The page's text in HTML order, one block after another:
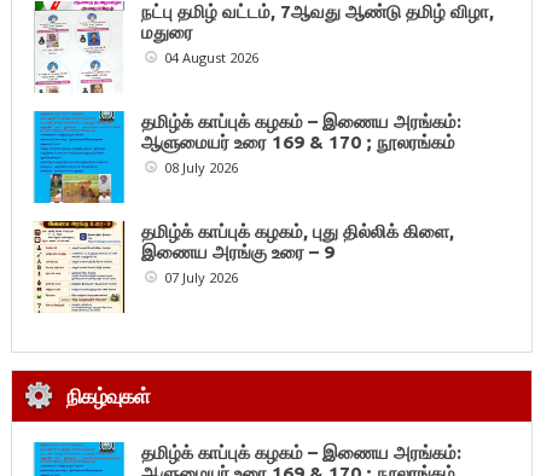
நட்பு தமிழ் வட்டம், 7ஆவது ஆண்டு தமிழ் விழா,
மதுரை
04 August 2026
தமிழ்க் காப்புக் கழகம் – இணைய அரங்கம்:
ஆளுமையர் உரை 169 & 170 ; நூலரங்கம்
08 July 2026
தமிழ்க் காப்புக் கழகம், புது தில்லிக் கிளை,
இணைய அரங்கு உரை – 9
07 July 2026
நிகழ்வுகள்
தமிழ்க் காப்புக் கழகம் – இணைய அரங்கம்: